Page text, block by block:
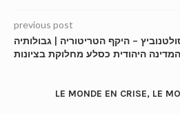
previous post
סולטנוביץ – היקף הטריטוריה | גבולותיה
היהודית כסלע מחלוקת בציונות
LE MONDE EN CRISE, LE